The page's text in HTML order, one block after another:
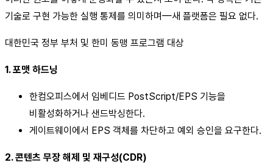
기술로 구현 가능한 실행 통제를 의미하며—새 플랫폼은 필요 없다.
대한민국 정부 부처 및 한미 동맹 프로그램 대상
1. 포맷 하드닝
한컴오피스에서 임베디드 PostScript/EPS 기능을
비활성화하거나 샌드박싱한다.
게이트웨이에서 EPS 객체를 차단하고 예외 승인을 요구한다.
2. 콘텐츠 무장 해제 및 재구성(CDR)